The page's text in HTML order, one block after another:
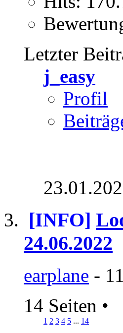
Letzter
j_easy
Profil
[INFO]
24.06.2022
earplane -
14 Seiten •
1 2 3 4 5 ... 14